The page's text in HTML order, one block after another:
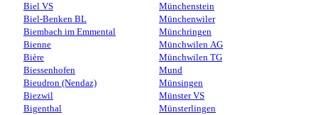
Biel VS
Biel-Benken BL
Biembach im Emmental
Bienne
Bière
Biessenhofen
Bieudron (Nendaz)
Biezwil
Bigenthal
Münchenstein
Münchenwiler
Münchringen
Münchwilen AG
Münchwilen TG
Mund
Münsingen
Münster VS
Münsterlingen